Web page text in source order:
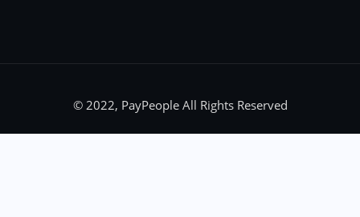
© 2022, PayPeople All Rights Reserved